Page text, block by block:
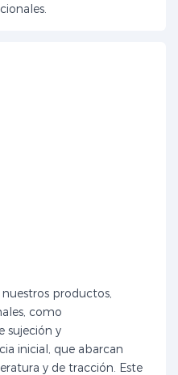
productos,
como
sujeción y
inicial, que abarcan
y de tracción. Este